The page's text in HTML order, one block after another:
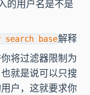
的用户名是不是
search base解释
将过滤器限制为
就是说可以只搜
户，这就要求你